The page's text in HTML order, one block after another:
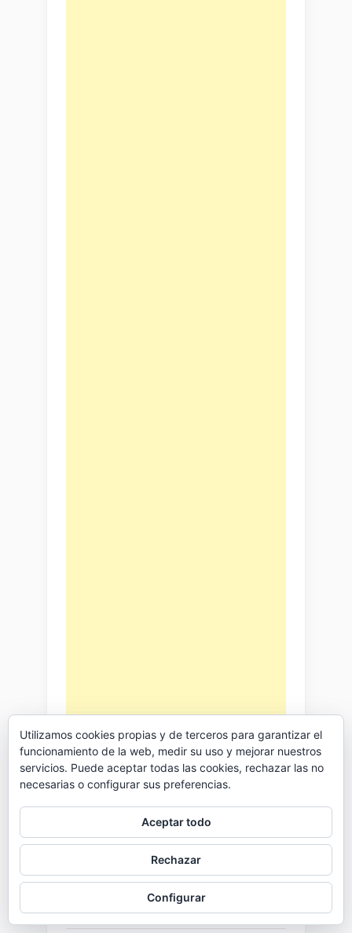
Páginas
Contacto
Utilizamos cookies propias y de terceros para garantizar el
funcionamiento de la web, medir su uso y mejorar nuestros
servicios. Puede aceptar todas las cookies, rechazar las no
necesarias o configurar sus preferencias.
Aceptar todo
Rechazar
Configurar